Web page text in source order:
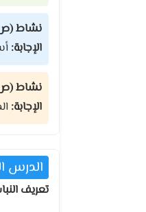
نشاط (ص
الإجابة:
نشاط (ص
الإجابة:
الدرس
تعريف